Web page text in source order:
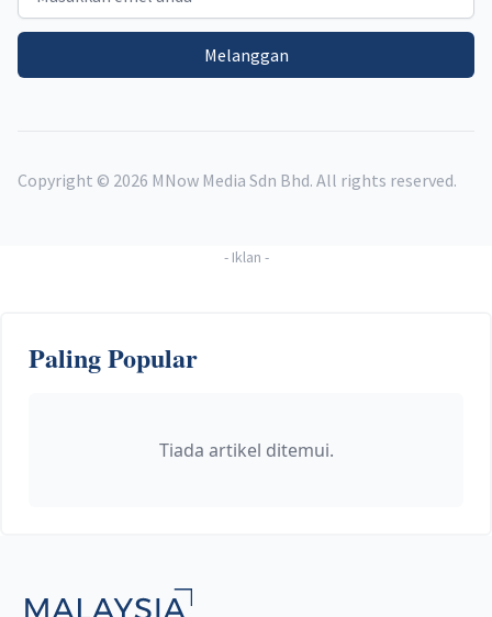
Melanggan
Copyright © 2026 MNow Media Sdn Bhd. All rights reserved.
- Iklan -
Paling Popular
Tiada artikel ditemui.